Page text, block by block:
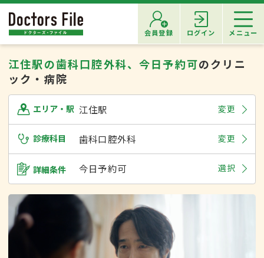
会員登録 ログイン メニュー
江住駅の歯科口腔外科、今日予約可のクリニ
ック・病院
エリア・駅 江住駅 変更
診療科目 歯科口腔外科 変更
詳細条件 今日予約可 選択